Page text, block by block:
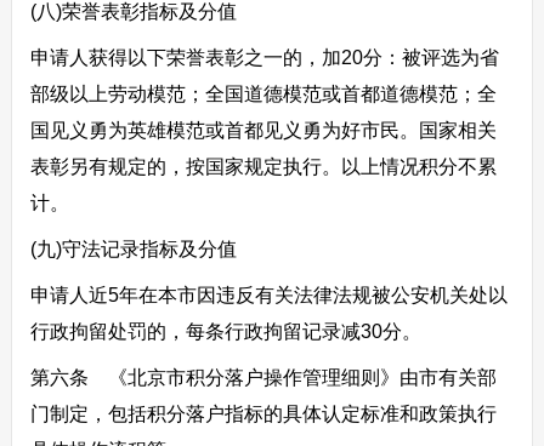
(八)荣誉表彰指标及分值
申请人获得以下荣誉表彰之一的，加20分：被评选为省
部级以上劳动模范；全国道德模范或首都道德模范；全
国见义勇为英雄模范或首都见义勇为好市民。国家相关
表彰另有规定的，按国家规定执行。以上情况积分不累
计。
(九)守法记录指标及分值
申请人近5年在本市因违反有关法律法规被公安机关处以
行政拘留处罚的，每条行政拘留记录减30分。
第六条 《北京市积分落户操作管理细则》由市有关部
门制定，包括积分落户指标的具体认定标准和政策执行